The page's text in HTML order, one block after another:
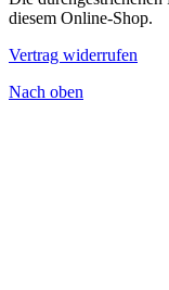
diesem Online-Shop.
Vertrag widerrufen
Nach oben